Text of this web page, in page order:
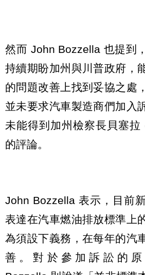
然而 John Bozzella 也提到
持續期盼加州與川普政府，
的問題改善上找到妥協之處
並未要求汽車製造商們加入
未能得到加州檢察長貝塞拉
的評論。
John Bozzella 表示，目前
表達在汽車燃油排放標準上
為須設下義務，在每年的汽
善。對於參加訴訟的原